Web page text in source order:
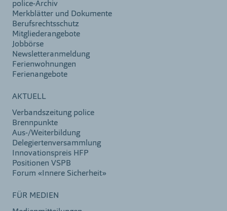
police-Archiv
Merkblätter und Dokumente
Berufsrechtsschutz
Mitgliederangebote
Jobbörse
Newsletteranmeldung
Ferienwohnungen
Ferienangebote
AKTUELL
Verbandszeitung police
Brennpunkte
Aus-/Weiterbildung
Delegiertenversammlung
Innovationspreis HFP
Positionen VSPB
Forum «Innere Sicherheit»
FÜR MEDIEN